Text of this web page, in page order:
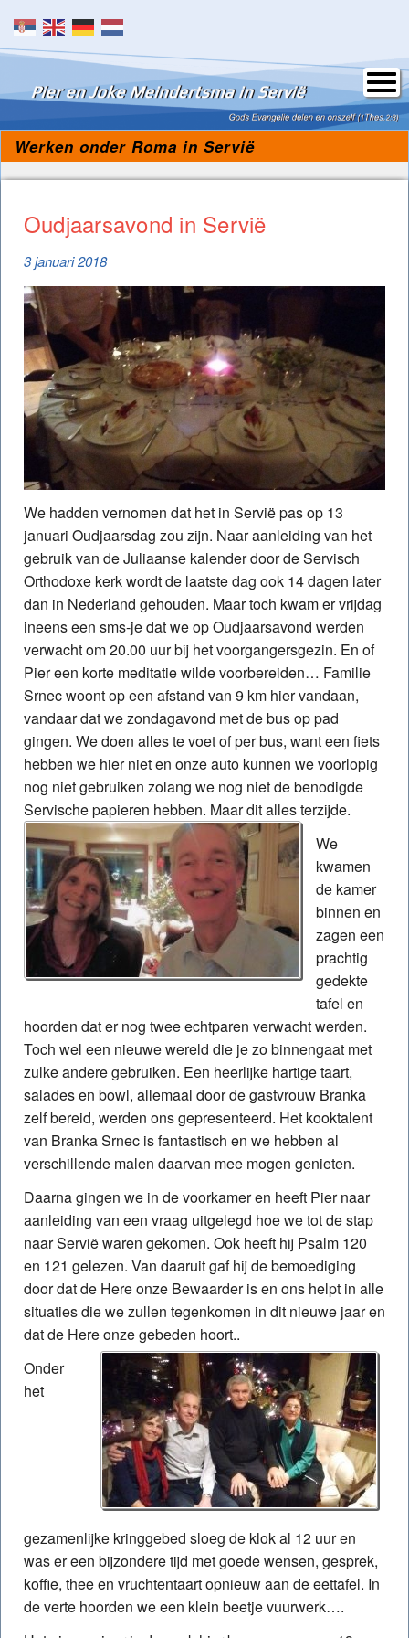
Skip to content
Oudjaarsavond in Servië
3 januari 2018
We hadden vernomen dat het in Servië pas op 13
januari Oudjaarsdag zou zijn. Naar aanleiding van het
gebruik van de Juliaanse kalender door de Servisch
Orthodoxe kerk wordt de laatste dag ook 14 dagen later
dan in Nederland gehouden. Maar toch kwam er vrijdag
ineens een sms-je dat we op Oudjaarsavond werden
verwacht om 20.00 uur bij het voorgangersgezin. En of
Pier een korte meditatie wilde voorbereiden… Familie
Srnec woont op een afstand van 9 km hier vandaan,
vandaar dat we zondagavond met de bus op pad
gingen. We doen alles te voet of per bus, want een fiets
hebben we hier niet en onze auto kunnen we voorlopig
nog niet gebruiken zolang we nog niet de benodigde
Servische papieren hebben. Maar dit alles terzijde.
We
kwamen
de kamer
binnen en
zagen een
prachtig
gedekte
tafel en
hoorden dat er nog twee echtparen verwacht werden.
Toch wel een nieuwe wereld die je zo binnengaat met
zulke andere gebruiken. Een heerlijke hartige taart,
salades en bowl, allemaal door de gastvrouw Branka
zelf bereid, werden ons gepresenteerd. Het kooktalent
van Branka Srnec is fantastisch en we hebben al
verschillende malen daarvan mee mogen genieten.
Daarna gingen we in de voorkamer en heeft Pier naar
aanleiding van een vraag uitgelegd hoe we tot de stap
naar Servië waren gekomen. Ook heeft hij Psalm 120
en 121 gelezen. Van daaruit gaf hij de bemoediging
door dat de Here onze Bewaarder is en ons helpt in alle
situaties die we zullen tegenkomen in dit nieuwe jaar en
dat de Here onze gebeden hoort..
Onder
het
gezamenlijke kringgebed sloeg de klok al 12 uur en
was er een bijzondere tijd met goede wensen, gesprek,
koffie, thee en vruchtentaart opnieuw aan de eettafel. In
de verte hoorden we een klein beetje vuurwerk….
Werken onder Roma in Servië